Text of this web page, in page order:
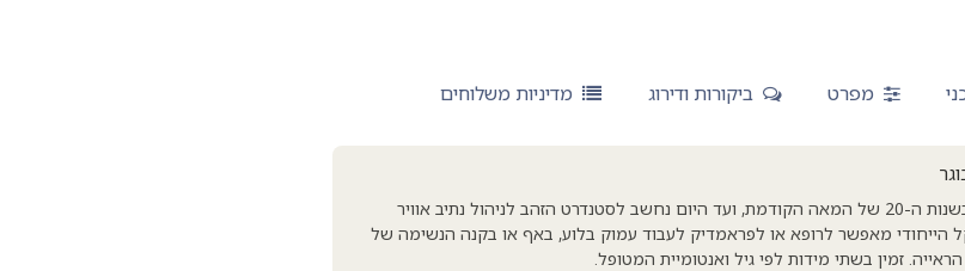
מפרט ביקורות ודירוג מדיניות משלוחים
כלי כירורגי קלאסי שעיצב ד"ר אייבן מגיל בשנות ה-20 של המאה הקודמת, ועד היום נחשב לסטנדרט הזהב לניהול נתיב אוויר
הייחודי מאפשר לרופא או לפראמדיק לעבוד עמוק בלוע, באף או בקנה הנשימה של
זמין בשתי מידות לפי גיל ואנטומיית המטופל.